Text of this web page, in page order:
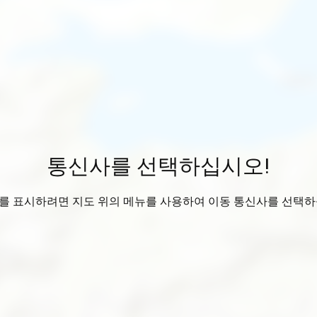
통신사를 선택하십시오!
표시하려면 지도 위의 메뉴를 사용하여 이동 통신사를 선택